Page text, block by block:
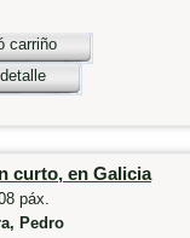
carriño
curto, en Galicia
páx.
Pedro